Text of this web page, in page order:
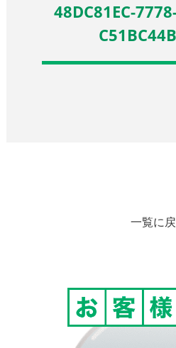
48DC81EC-
一覧に